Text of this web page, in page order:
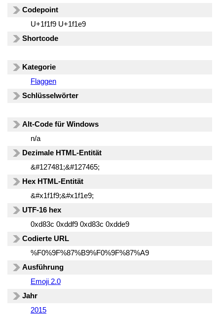
Codepoint
U+1f1f9 U+1f1e9
Shortcode
Kategorie
Flaggen
Schlüsselwörter
Alt-Code für Windows
n/a
Dezimale HTML-Entität
&#127481;&#127465;
Hex HTML-Entität
&#x1f1f9;&#x1f1e9;
UTF-16 hex
0xd83c 0xddf9 0xd83c 0xdde9
Codierte URL
%F0%9F%87%B9%F0%9F%87%A9
Ausführung
Emoji 2.0
Jahr
2015